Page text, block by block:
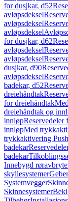
for dusjkar, d52
avløpsdeksel
avløpsdeksel
avløpsdeksel
for dusjkar, d62
avløpsdeksel
avløpsdeksel
dusjkar, d90
avløpsdeksel
badekar, d52
dreiehåndtak
for dreiehåndtak
dreiehåndtak og
innløpReservedeler
innløpMed
trykkaktivering
badekar
badekar
Innebygd
skyllesystemer
Systemvegger
Skinnesystemer